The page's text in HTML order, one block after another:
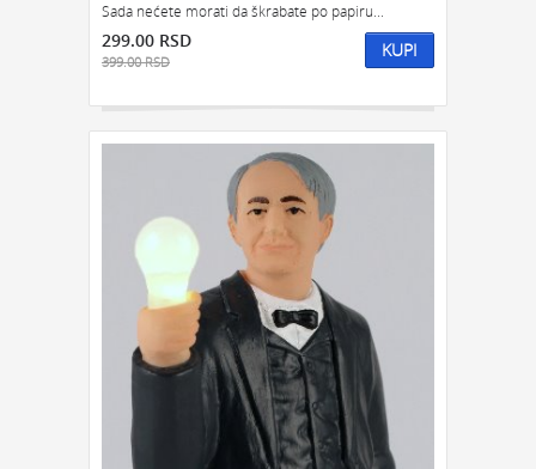
Sada nećete morati da škrabate po papiru...
299.00 RSD
399.00 RSD
KUPI